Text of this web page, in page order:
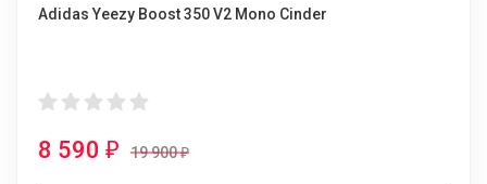
Adidas Yeezy Boost 350 V2 Mono Cinder
8 590 ₽ 19 900₽